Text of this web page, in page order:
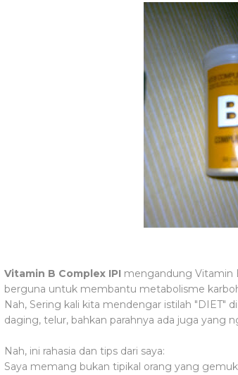
Vitamin B Complex IPI mengandung Vitamin
berguna untuk membantu metabolisme
Nah, Sering kali kita mendengar istilah "DIET"
daging, telur, bahkan parahnya ada juga yang
Nah, ini rahasia dan tips dari saya:
Saya memang bukan tipikal orang yang